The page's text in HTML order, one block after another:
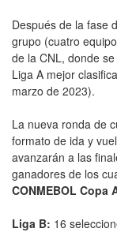
Después de la fase
grupo (cuatro
de la CNL, donde
Liga A mejor
marzo de 2023).
La nueva ronda de
formato de ida y
avanzarán a las
ganadores de los
CONMEBOL Copa
Liga B: 16